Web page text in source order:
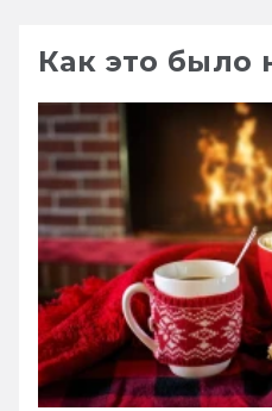
Как это было